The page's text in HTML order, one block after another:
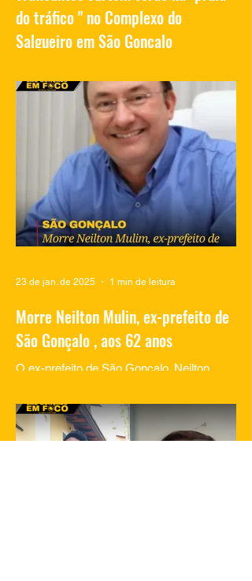
do tráfico " no Complexo do
Salgueiro em São Gonçalo
mostram traficantes do Complexo do
Salgueiro, em São Gonçalo, aproveitando
momentos de lazer na...
Morre Neilton Mulin, ex-prefeito de
São Gonçalo , aos 62 anos
O ex-prefeito de São Gonçalo, Neilton
62 anos, em um hospital no Rio de
Janeiro. A informação...
23 de jan. de 2025 1 min de leitura